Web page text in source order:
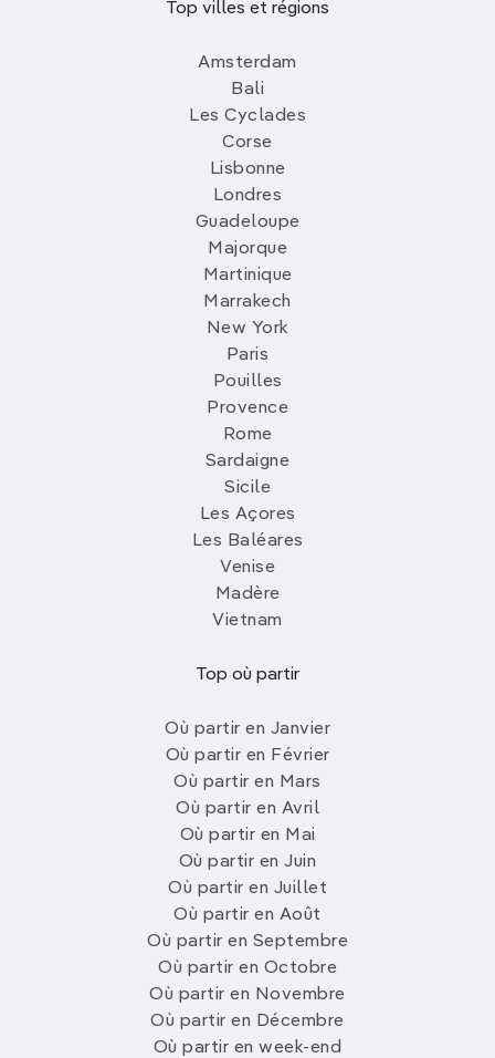
Top villes et régions
Amsterdam
Bali
Les Cyclades
Corse
Lisbonne
Londres
Guadeloupe
Majorque
Martinique
Marrakech
New York
Paris
Pouilles
Provence
Rome
Sardaigne
Sicile
Les Açores
Les Baléares
Venise
Madère
Vietnam
Top où partir
Où partir en Janvier
Où partir en Février
Où partir en Mars
Où partir en Avril
Où partir en Mai
Où partir en Juin
Où partir en Juillet
Où partir en Août
Où partir en Septembre
Où partir en Octobre
Où partir en Novembre
Où partir en Décembre
Où partir en week-end